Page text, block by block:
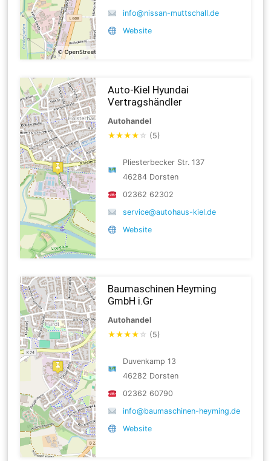
info@nissan-muttschall.de
Website
Auto-Kiel Hyundai
Vertragshändler
Autohandel
★★★★ ☆ (5)
Pliesterbecker Str. 137
46284 Dorsten
02362 62302
service@autohaus-kiel.de
Website
Baumaschinen Heyming
GmbH i.Gr
Autohandel
★★★★ ☆ (5)
Duvenkamp 13
46282 Dorsten
02362 60790
info@baumaschinen-heyming.de
Website